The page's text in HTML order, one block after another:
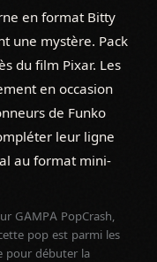
en format Bitty
une mystère. Pack
du film Pixar. Les
en occasion
de Funko
leur ligne
au format mini-
GAMPA PopCrash,
pop est parmi les
pour débuter la